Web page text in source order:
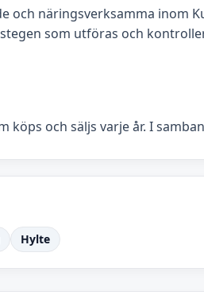
näringsverksamma inom
som utföras och
köps och säljs varje år. I
Hylte